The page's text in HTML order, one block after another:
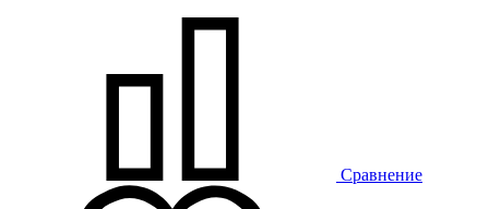
Сравнение